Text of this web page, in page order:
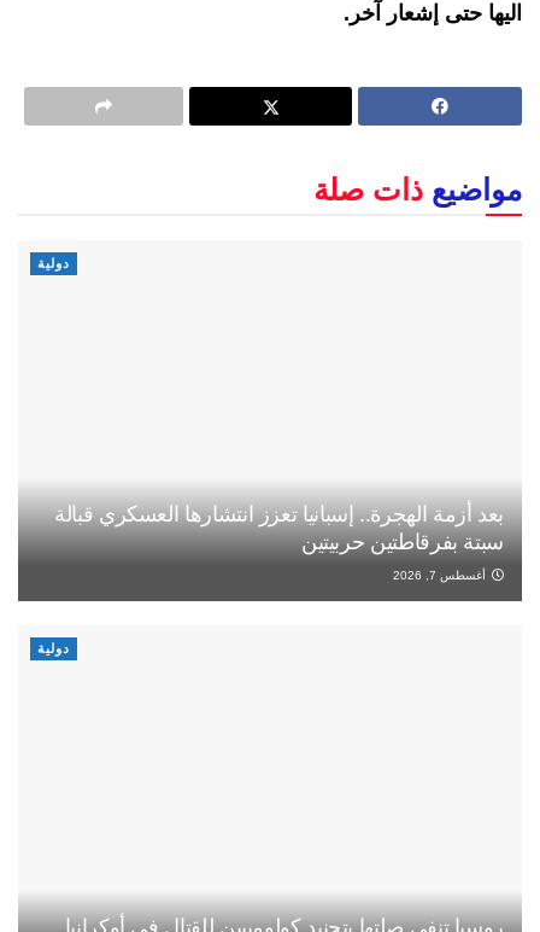
اليها حتى إشعار آخر.
مواضيع ذات صلة
دولية
بعد أزمة الهجرة.. إسبانيا تعزز انتشارها العسكري قبالة
سبتة بفرقاطتين حربيتين
أغسطس 7, 2026
دولية
روسيا تنفي صلتها بتجنيد كولومبيين للقتال في أوكرانيا